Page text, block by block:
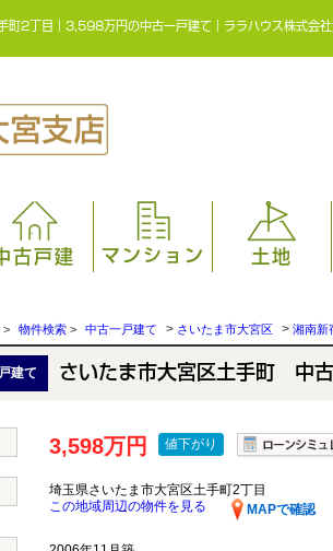
2丁目｜3,598万円の中古一戸建て｜ララハウス株式会
古戸建 マンション 土地
> 物件検索 > 中古一戸建て > さいたま市大宮区 > 湘南新
建て さいたま市大宮区土手町 中
3,598万円 値下がり
埼玉県さいたま市大宮区土手町2丁目
MAPで確認
この地域周辺の物件を見る